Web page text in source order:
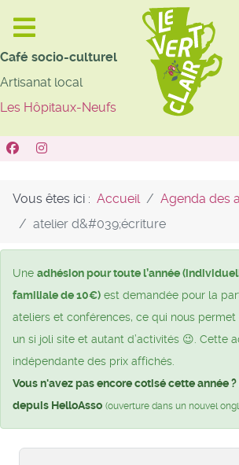
Café socio-culturel
Artisanat local
Les Hôpitaux-Neufs
Vous êtes ici : Accueil
Agenda des
atelier d&#039;écriture
Une adhésion pour toute l’année
familiale de 10€) est demandée pour la
ateliers et conférences, ce qui nous
un si joli site et autant d’activités 😉. Cette
indépendante des prix affichés.
Vous n'avez pas encore cotisé cette année
depuis HelloAsso (ouverture dans un nouvel